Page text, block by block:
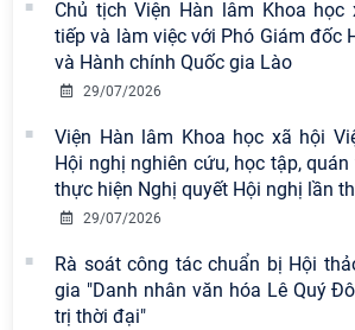
Chủ tịch Viện Hàn lâm Khoa học
tiếp và làm việc với Phó Giám đốc
và Hành chính Quốc gia Lào
29/07/2026
Viện Hàn lâm Khoa học xã hội
Hội nghị nghiên cứu, học tập,
thực hiện Nghị quyết Hội nghị lần
29/07/2026
Rà soát công tác chuẩn bị Hội
gia "Danh nhân văn hóa Lê Quý
trị thời đại"
Hội thảo khoa học quốc tế “Không
gian phát triển Việt Nam trong kỷ
nguyên mới: Định hướng chiến lược
vào thứ ba, ngày 28/7/2026
Tọa đàm Giao lưu chuyên đề về
những kinh nghiệm quan trọng của
Cộng sản Việt Nam trong lãnh đạo
sự nghiệp xây dựng chủ nghĩa xã hội